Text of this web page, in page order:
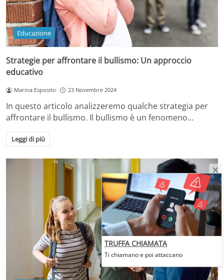
Educazione
Strategie per affrontare il bullismo: Un approccio
educativo
Marina Esposito 23 Novembre 2024
In questo articolo analizzeremo qualche strategia per
affrontare il bullismo. Il bullismo è un fenomeno…
Leggi di più
TRUFFA CHIAMATA
Ti chiamano e poi attaccano